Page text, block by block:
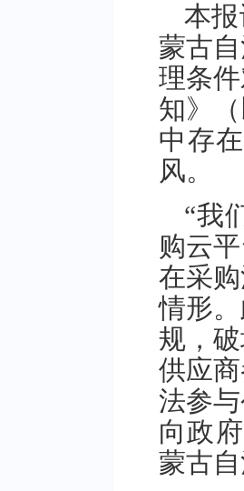
本
蒙古
理条
知》
中存
风。
“我
购云
在采
情形
规，
供应
法参
向政
蒙古